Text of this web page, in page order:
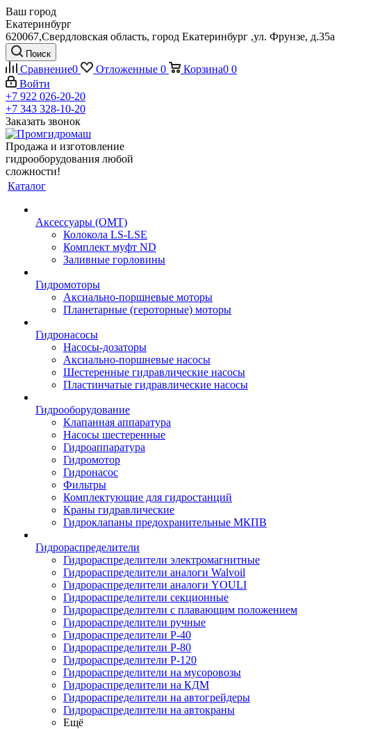
Ваш город
Екатеринбург
620067,Свердловская область, город Екатеринбург ,ул. Фрунзе, д.35а
Поиск
Сравнение0 Отложенные 0 Корзина0 0
Войти
+7 922 026-20-20
+7 343 328-10-20
Заказать звонок
Продажа и изготовление
гидрооборудования любой
сложности!
Каталог
Аксессуары (OMT)
Колокола LS-LSE
Комплект муфт ND
Заливные горловины
Гидромоторы
Аксиально-поршневые моторы
Планетарные (героторные) моторы
Гидронасосы
Насосы-дозаторы
Аксиально-поршневые насосы
Шестеренные гидравлические насосы
Пластинчатые гидравлические насосы
Гидрооборудование
Клапанная аппаратура
Насосы шестеренные
Гидроаппаратура
Гидромотор
Гидронасос
Фильтры
Комплектующие для гидростанций
Краны гидравлические
Гидроклапаны предохранительные МКПВ
Гидрораспределители
Гидрораспределители электромагнитные
Гидрораспределители аналоги Walvoil
Гидрораспределители аналоги YOULI
Гидрораспределители секционные
Гидрораспределители с плавающим положением
Гидрораспределители ручные
Гидрораспределители Р-40
Гидрораспределители Р-80
Гидрораспределители Р-120
Гидрораспределители на мусоровозы
Гидрораспределители на КДМ
Гидрораспределители на автогрейдеры
Гидрораспределители на автокраны
Ещё